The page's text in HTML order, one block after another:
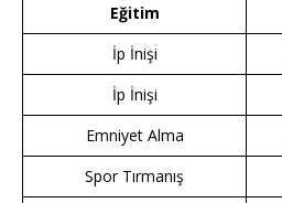
Eğitim
İp İnişi
İp İnişi
Emniyet Alma
Spor Tırmanış